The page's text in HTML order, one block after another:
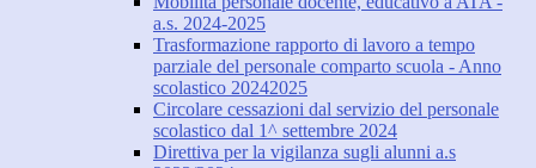
a.s. 2024-2025
Trasformazione rapporto di lavoro a tempo
parziale del personale comparto scuola - Anno
scolastico 20242025
Circolare cessazioni dal servizio del personale
scolastico dal 1^ settembre 2024
Direttiva per la vigilanza sugli alunni a.s